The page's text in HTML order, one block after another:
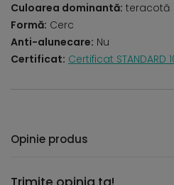
Culoarea dominantă: teracotă
Formă: Cerc
Anti-alunecare: Nu
Certificat: Certificat STANDARD
Opinie produs